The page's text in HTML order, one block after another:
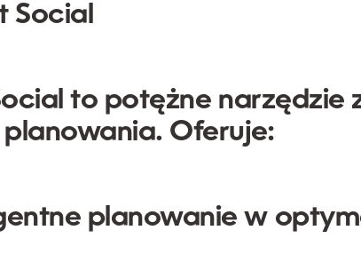
Social
to potężne narzędzie
Oferuje:
planowanie w